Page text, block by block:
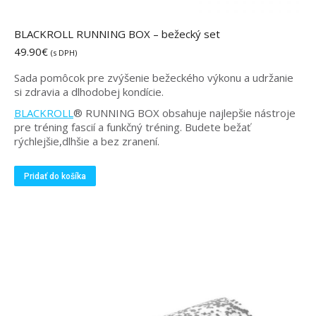
BLACKROLL RUNNING BOX – bežecký set
49.90€ (s DPH)
Sada pomôcok pre zvýšenie bežeckého výkonu a udržanie
si zdravia a dlhodobej kondície.
BLACKROLL® RUNNING BOX obsahuje najlepšie nástroje
pre tréning fascií a funkčný tréning. Budete bežať
rýchlejšie,dlhšie a bez zranení.
Pridať do košíka